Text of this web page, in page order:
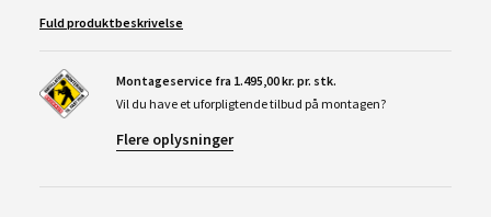
Fuld produktbeskrivelse
Montageservice fra 1.495,00 kr. pr. stk.
Vil du have et uforpligtende tilbud på montagen?
Flere oplysninger